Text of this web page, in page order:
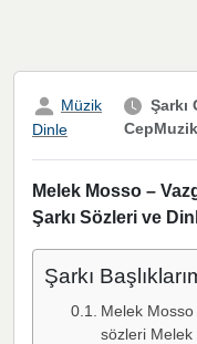
Müzik
Dinle
Şarkı
Melek Mosso –
Şarkı Sözleri ve
Şarkı
Melek
sözleri Melek